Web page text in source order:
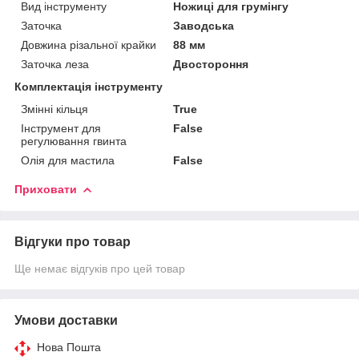
Вид інструменту
Ножиці для грумінгу
Заточка
Заводська
Довжина різальної крайки
88 мм
Заточка леза
Двостороння
Комплектація інструменту
Змінні кільця
True
Інструмент для
регулювання гвинта
False
Олія для мастила False
Приховати
Відгуки про товар
Ще немає відгуків про цей товар
Умови доставки
Нова Пошта